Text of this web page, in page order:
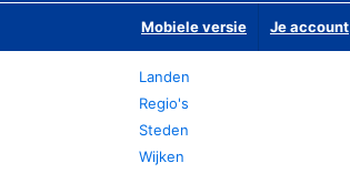
Mobiele versie Je account
Landen
Regio's
Steden
Wijken